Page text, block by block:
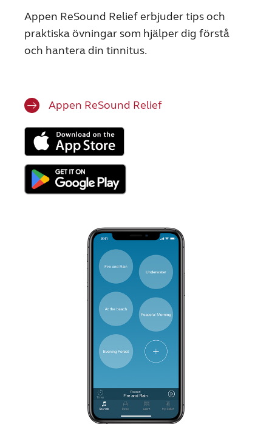
Appen ReSound Relief erbjuder tips och
praktiska övningar som hjälper dig förstå
och hantera din tinnitus.
Appen ReSound Relief